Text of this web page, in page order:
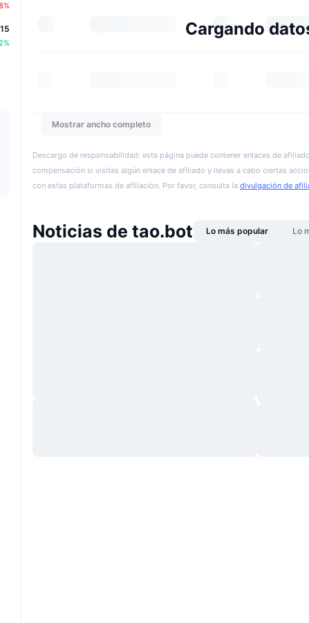
%
%
Cargando
Mostrar ancho completo
Descargo de responsabilidad: esta página puede contener enlaces de
compensación si visitas algún enlace de afiliado y llevas a cabo ciertas
con estas plataformas de afiliación. Por favor, consulta la divulgación de
Noticias de tao.bot Lo más popular Lo